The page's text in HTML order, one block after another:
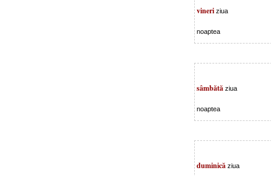
vineri ziua
noaptea
sâmbătă ziua
noaptea
duminică ziua